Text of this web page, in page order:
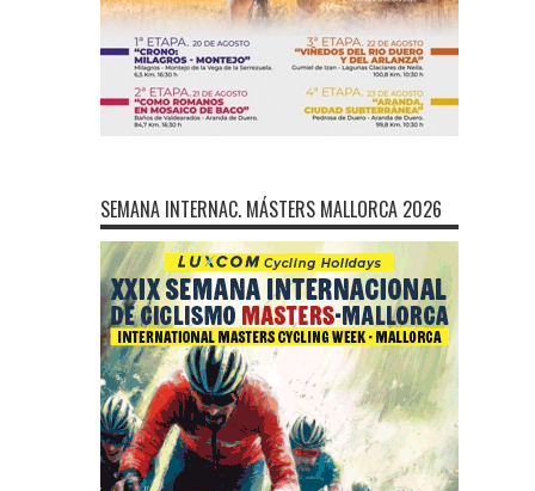
SEMANA INTERNAC. MÁSTERS MALLORCA 2026